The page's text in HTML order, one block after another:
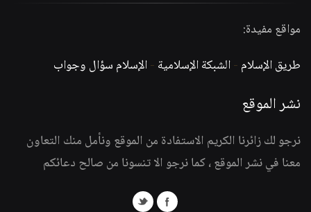
مواقع مفيدة:
طريق الإسلام -الشبكة الإسلامية -الإسلام سؤال وجواب
نشر الموقع
نرجو لك زائرنا الكريم الاستفادة من الموقع ونأمل منك التعاون
معنا في نشر الموقع ، كما نرجو الا تنسونا من صالح دعائكم